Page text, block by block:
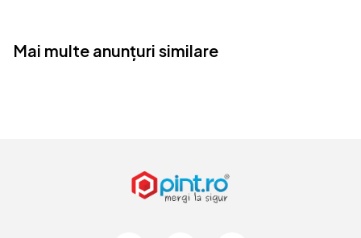
Mai multe anunțuri similare